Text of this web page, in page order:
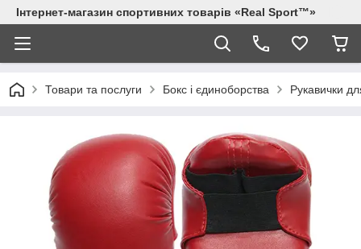
Інтернет-магазин спортивних товарів «Real Sport™»
Товари та послуги Бокс і єдиноборства Рукавички